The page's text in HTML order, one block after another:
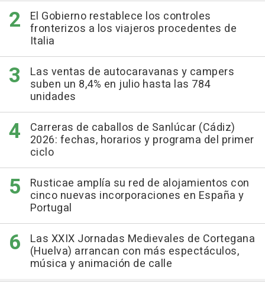
El Gobierno restablece los controles
fronterizos a los viajeros procedentes de
Italia
Las ventas de autocaravanas y campers
suben un 8,4% en julio hasta las 784
unidades
Carreras de caballos de Sanlúcar (Cádiz)
2026: fechas, horarios y programa del primer
ciclo
Rusticae amplía su red de alojamientos con
cinco nuevas incorporaciones en España y
Portugal
Las XXIX Jornadas Medievales de Cortegana
(Huelva) arrancan con más espectáculos,
música y animación de calle